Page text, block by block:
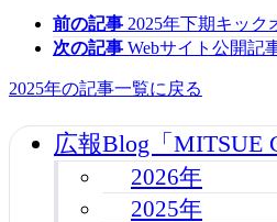
前の記事 2025年下期キック
次の記事 Webサイト公開記
2025年の記事一覧に戻る
広報Blog「MITSUE
2026年
2025年